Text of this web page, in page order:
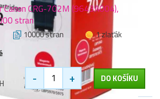
Canon CRG-702M (9643A004),
stran
10000 stran
1 zlaťák
- + DO KOŠÍKU